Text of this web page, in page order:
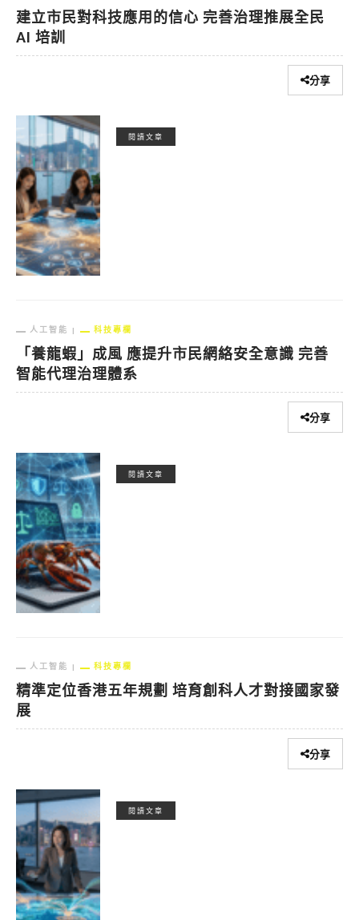
建立市民對科技應用的信心 完善治理推展全民
AI 培訓
分享
閱讀文章
人工智能 科技專欄
「養龍蝦」成風 應提升市民網絡安全意識 完善
智能代理治理體系
分享
閱讀文章
人工智能 科技專欄
精準定位香港五年規劃 培育創科人才對接國家發
展
分享
閱讀文章